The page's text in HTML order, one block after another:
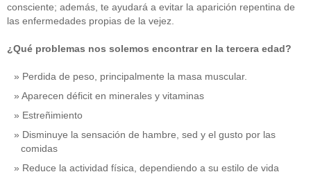
consciente; además, te ayudará a evitar la aparición repentina de
las enfermedades propias de la vejez.
¿Qué problemas nos solemos encontrar en la tercera edad?
Perdida de peso, principalmente la masa muscular.
Aparecen déficit en minerales y vitaminas
Estreñimiento
Disminuye la sensación de hambre, sed y el gusto por las
comidas
Reduce la actividad física, dependiendo a su estilo de vida